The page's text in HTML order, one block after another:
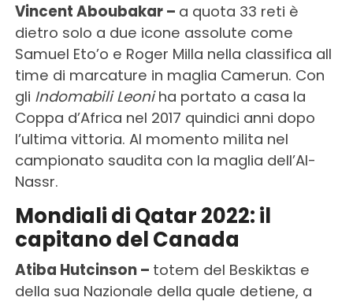
Vincent Aboubakar – a quota 33 reti è
dietro solo a due icone assolute come
Samuel Eto’o e Roger Milla nella classifica all
time di marcature in maglia Camerun. Con
gli Indomabili Leoniha portato a casa la
Coppa d’Africa nel 2017 quindici anni dopo
l’ultima vittoria. Al momento milita nel
campionato saudita con la maglia dell’Al-
Nassr.
Mondiali di Qatar 2022: il
capitano del Canada
Atiba Hutcinson – totem del Beskiktas e
della sua Nazionale della quale detiene, a